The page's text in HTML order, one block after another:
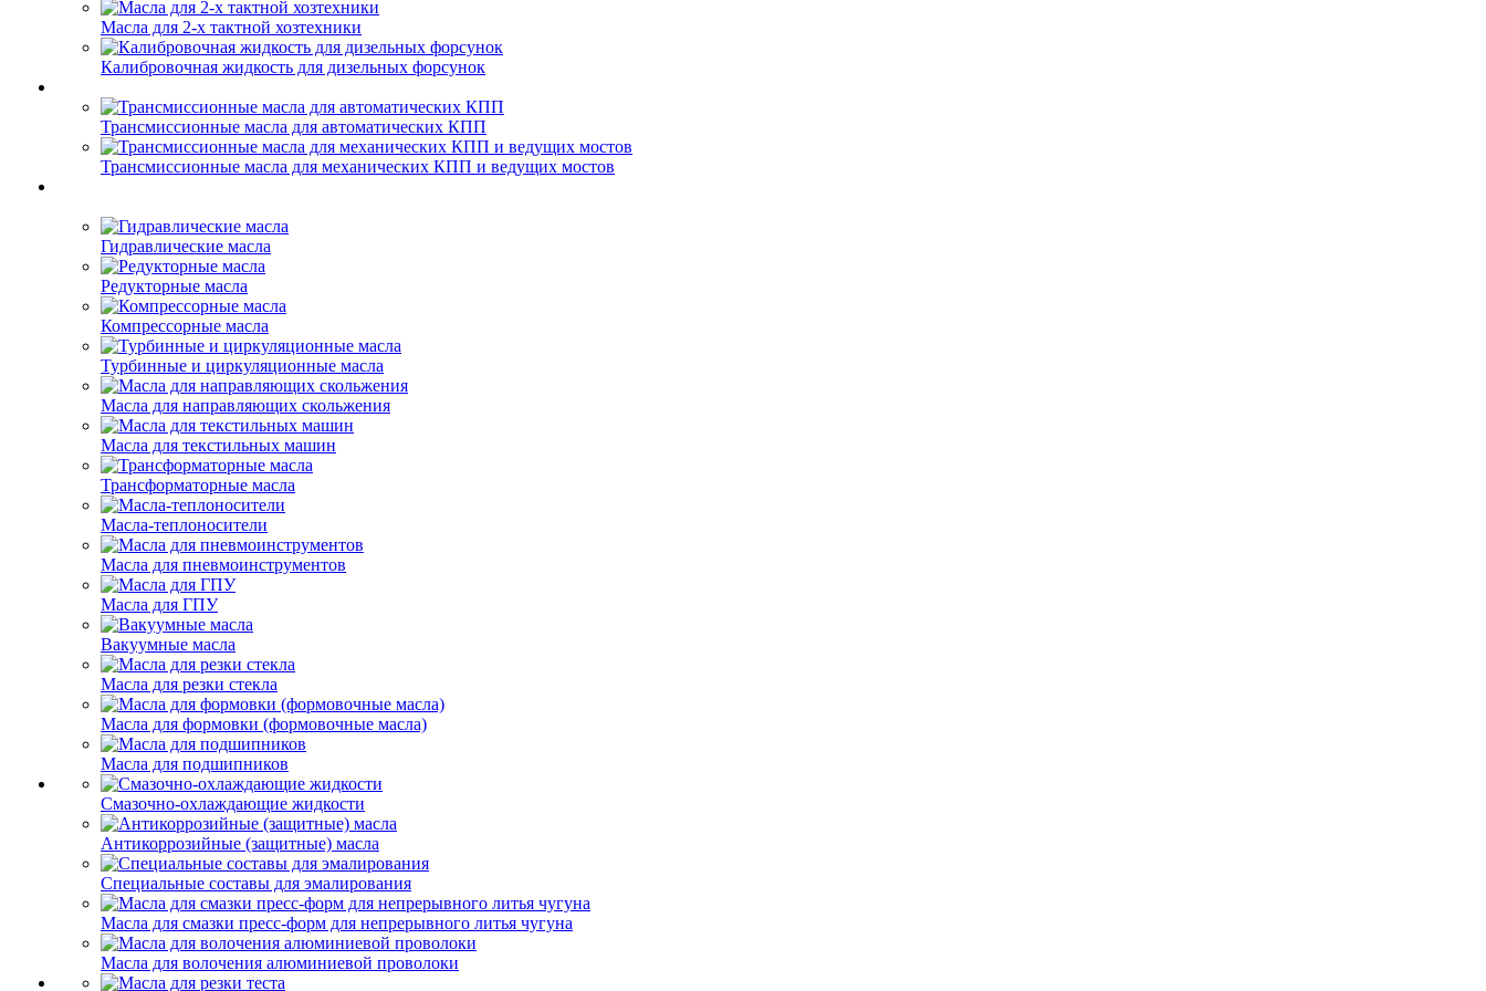
Масла для 2-х тактной хозтехники
Калибровочная жидкость для дизельных форсунок
Трансмиссионные масла для автоматических КПП
Трансмиссионные масла для механических КПП и ведущих мостов
Гидравлические масла
Редукторные масла
Компрессорные масла
Турбинные и циркуляционные масла
Масла для направляющих скольжения
Масла для текстильных машин
Трансформаторные масла
Масла-теплоносители
Масла для пневмоинструментов
Масла для ГПУ
Вакуумные масла
Масла для резки стекла
Масла для формовки (формовочные масла)
Масла для подшипников
Смазочно-охлаждающие жидкости
Антикоррозийные (защитные) масла
Специальные составы для эмалирования
Масла для смазки пресс-форм для непрерывного литья чугуна
Масла для волочения алюминиевой проволоки